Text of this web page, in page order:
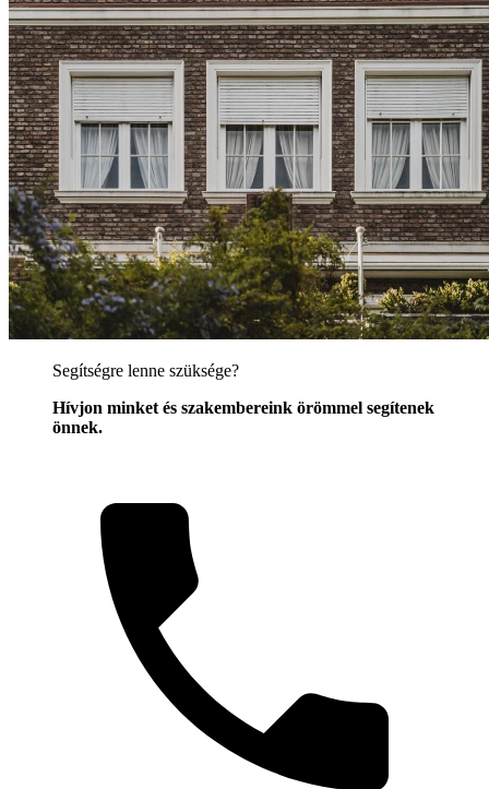
Segítségre lenne szüksége?
Hívjon minket és szakembereink örömmel segítenek
önnek.